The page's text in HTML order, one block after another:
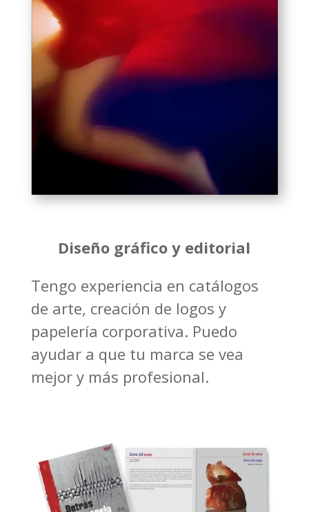
Diseño gráfico y editorial
Tengo experiencia en catálogos
de arte, creación de logos y
papelería corporativa. Puedo
ayudar a que tu marca se vea
mejor y más profesional.